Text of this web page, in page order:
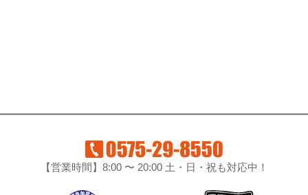
【営業時間】8:00 〜 20:00 土・日・祝も対応中！